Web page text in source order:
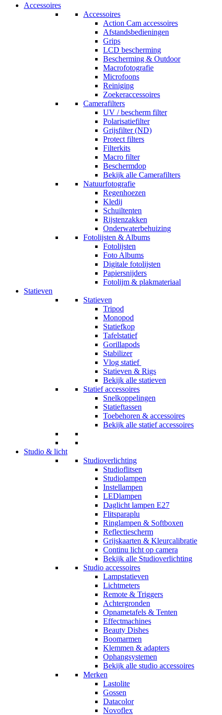
Accessoires
Accessoires
Action Cam accessoires
Afstandsbedieningen
Grips
LCD bescherming
Bescherming & Outdoor
Macrofotografie
Microfoons
Reiniging
Zoekeraccessoires
Camerafilters
UV / bescherm filter
Polarisatiefilter
Grijsfilter (ND)
Protect filters
Filterkits
Macro filter
Beschermdop
Bekijk alle Camerafilters
Natuurfotografie
Regenhoezen
Kledij
Schuiltenten
Rijstenzakken
Onderwaterbehuizing
Fotolijsten & Albums
Fotolijsten
Foto Albums
Digitale fotolijsten
Papiersnijders
Fotolijm & plakmateriaal
Statieven
Statieven
Tripod
Monopod
Statiefkop
Tafelstatief
Gorillapods
Stabilizer
Vlog statief
Statieven & Rigs
Bekijk alle statieven
Statief accessoires
Snelkoppelingen
Statieftassen
Toebehoren & accessoires
Bekijk alle statief accessoires
Studio & licht
Studioverlichting
Studioflitsen
Studiolampen
Instellampen
LEDlampen
Daglicht lampen E27
Flitsparaplu
Ringlampen & Softboxen
Reflectiescherm
Grijskaarten & Kleurcalibratie
Continu licht op camera
Bekijk alle Studioverlichting
Studio accessoires
Lampstatieven
Lichtmeters
Remote & Triggers
Achtergronden
Opnametafels & Tenten
Effectmachines
Beauty Dishes
Boomarmen
Klemmen & adapters
Ophangsystemen
Bekijk alle studio accessoires
Merken
Lastolite
Gossen
Datacolor
Novoflex